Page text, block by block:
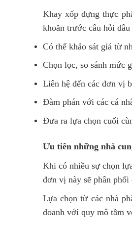
Khay xốp đựng thực
khoăn trước câu hỏi
Có thể khảo sát giá từ
Chọn lọc, so sánh mức
Liên hệ đến các đơn vị
Đàm phán với các cá
Đưa ra lựa chọn cuối
Ưu tiên những nhà
Khi có nhiều sự chọn
đơn vị này sẽ phân
Lựa chọn từ các nhà
doanh với quy mô tầm